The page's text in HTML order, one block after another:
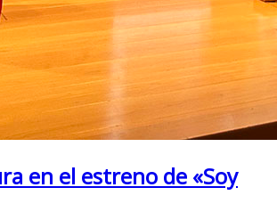
en el estreno de «Soy